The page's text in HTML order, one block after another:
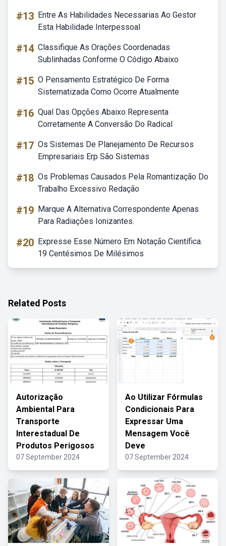
#13 Entre As Habilidades Necessarias Ao Gestor
Esta Habilidade Interpessoal
#14 Classifique As Orações Coordenadas
Sublinhadas Conforme O Código Abaixo
#15 O Pensamento Estratégico De Forma
Sistematizada Como Ocorre Atualmente
#16 Qual Das Opções Abaixo Representa
Corretamente A Conversão Do Radical
#17 Os Sistemas De Planejamento De Recursos
Empresariais Erp São Sistemas
#18 Os Problemas Causados Pela Romantização Do
Trabalho Excessivo Redação
#19 Marque A Alternativa Correspondente Apenas
Para Radiações Ionizantes.
#20 Expresse Esse Número Em Notação Científica.
19 Centésimos De Milésimos
Related Posts
Autorização
Ambiental Para
Transporte
Interestadual De
Produtos Perigosos
07 September 2024
Ao Utilizar Fórmulas
Condicionais Para
Expressar Uma
Mensagem Você
Deve
07 September 2024